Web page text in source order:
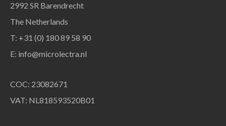
2992 SR Barendrecht
The Netherlands
T: +31 (0) 180 89 58 90
E: info@microlectra.nl
COC: 23082671
VAT: NL818593520B01